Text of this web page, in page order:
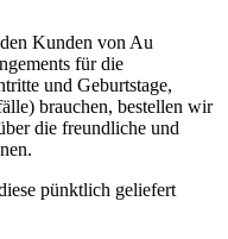
Kunden von Au
für die
und Geburtstage,
brauchen, bestellen wir
die freundliche und
pünktlich geliefert